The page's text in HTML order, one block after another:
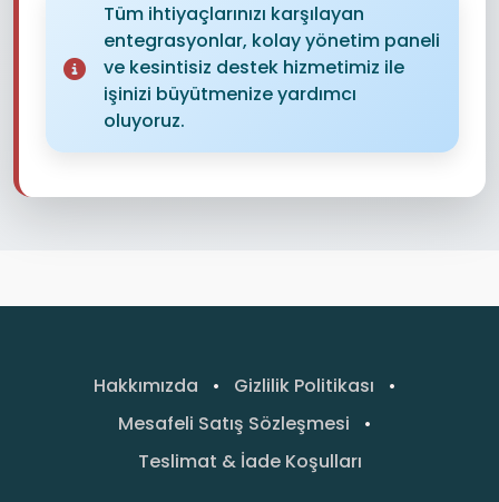
Tüm ihtiyaçlarınızı karşılayan
entegrasyonlar, kolay yönetim paneli
ve kesintisiz destek hizmetimiz ile
işinizi büyütmenize yardımcı
oluyoruz.
Hakkımızda • Gizlilik Politikası
•
Mesafeli Satış Sözleşmesi
•
Teslimat & İade Koşulları